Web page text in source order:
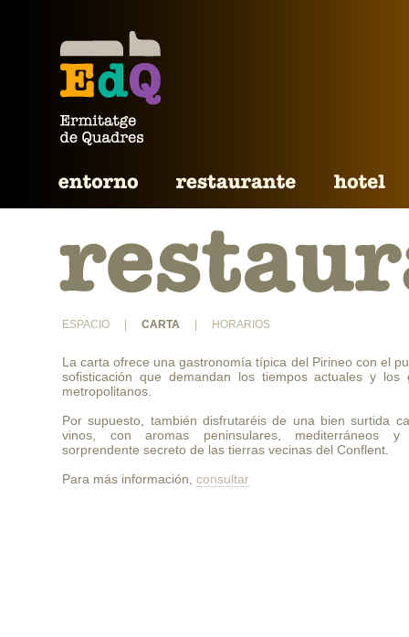
ESPACIO CARTA HORARIOS
La carta ofrece una gastronomía típica del Pirineo con el
sofisticación que demandan los tiempos actuales y los
metropolitanos.
Por supuesto, también disfrutaréis de una bien surtida
vinos, con aromas peninsulares, mediterráneos y
sorprendente secreto de las tierras vecinas del Conflent.
Para más información, consultar